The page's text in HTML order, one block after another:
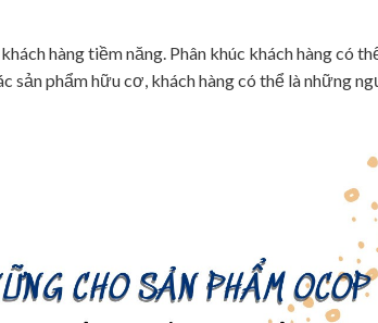
hàng tiềm năng. Phân khúc khách hàng có
sản phẩm hữu cơ, khách hàng có thể là những